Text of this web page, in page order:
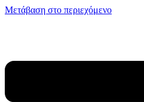
Μετάβαση στο περιεχόμενο